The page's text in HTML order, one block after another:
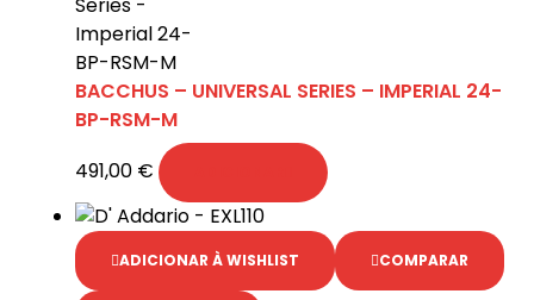
BACCHUS – UNIVERSAL SERIES – IMPERIAL 24-
BP-RSM-M
491,00 €
ADICIONAR À WISHLIST COMPARAR